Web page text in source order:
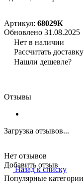
Артикул: 68029К
Обновлено 31.08.2025
Нет в наличии
Рассчитать доставку
Нашли дешевле?
Отзывы
Загрузка отзывов...
Нет отзывов
Добавить отзыв
Назад к списку
Популярные категории